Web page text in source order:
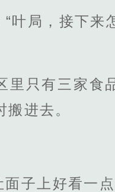
叶局，接下来
里只有三家食
进去。
子上好看一点